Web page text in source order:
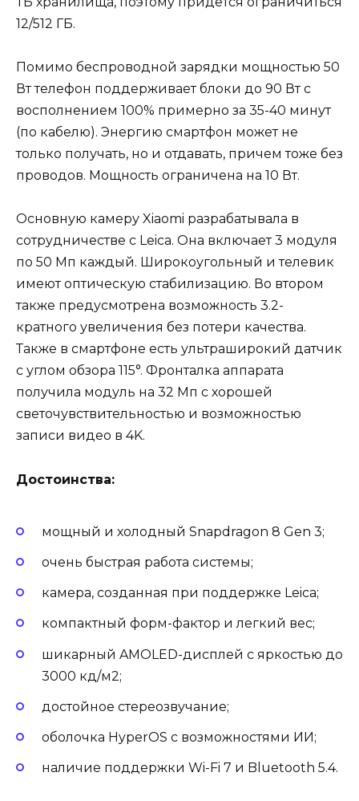
12/512 ГБ.
Помимо беспроводной зарядки мощностью 50
Вт телефон поддерживает блоки до 90 Вт с
восполнением 100% примерно за 35-40 минут
(по кабелю). Энергию смартфон может не
только получать, но и отдавать, причем тоже без
проводов. Мощность ограничена на 10 Вт.
Основную камеру Xiaomi разрабатывала в
сотрудничестве с Leica. Она включает 3 модуля
по 50 Мп каждый. Широкоугольный и телевик
имеют оптическую стабилизацию. Во втором
также предусмотрена возможность 3.2-
кратного увеличения без потери качества.
Также в смартфоне есть ультраширокий датчик
с углом обзора 115°. Фронталка аппарата
получила модуль на 32 Мп с хорошей
светочувствительностью и возможностью
записи видео в 4K.
Достоинства:
мощный и холодный Snapdragon 8 Gen 3;
очень быстрая работа системы;
камера, созданная при поддержке Leica;
компактный форм-фактор и легкий вес;
шикарный AMOLED-дисплей с яркостью до
3000 кд/м2;
достойное стереозвучание;
оболочка HyperOS с возможностями ИИ;
наличие поддержки Wi-Fi 7 и Bluetooth 5.4.